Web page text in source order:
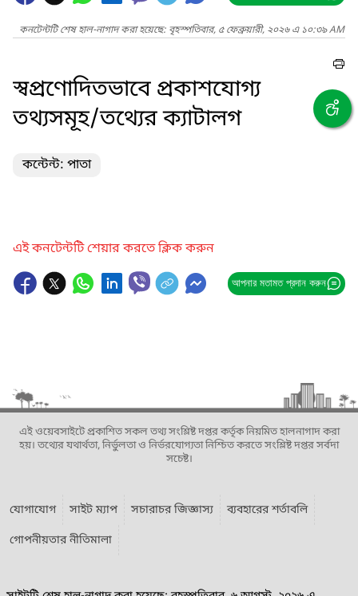
কনটেন্টটি শেষ হাল-নাগাদ করা হয়েছে: বৃহস্পতিবার, ৫ ফেব্রুয়ারী, ২০২৬ এ ১০:৩৯ AM
স্বপ্রণোদিতভাবে প্রকাশযোগ্য
তথ্যসমূহ/তথ্যের ক্যাটালগ
কন্টেন্ট: পাতা
এই কনটেন্টটি শেয়ার করতে ক্লিক করুন
আপনার মতামত প্রদান করুন
এই ওয়েবসাইটে প্রকাশিত সকল তথ্য সংশ্লিষ্ট দপ্তর কর্তৃক নিয়মিত হালনাগাদ করা
হয়। তথ্যের যথার্থতা, নির্ভুলতা ও নির্ভরযোগ্যতা নিশ্চিত করতে সংশ্লিষ্ট দপ্তর সর্বদা
সচেষ্ট।
যোগাযোগ সাইট ম্যাপ সচারাচর জিজ্ঞাস্য
ব্যবহারের শর্তাবলি
গোপনীয়তার নীতিমালা